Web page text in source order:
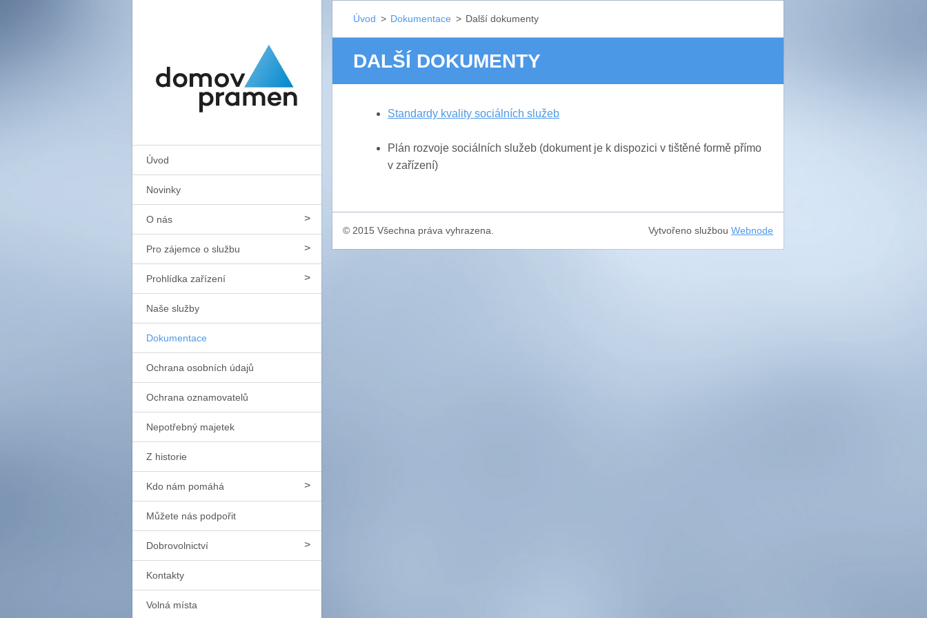
Úvod
Novinky
O nás
Pro zájemce o službu
Prohlídka zařízení
Naše služby
Dokumentace
Ochrana osobních údajů
Ochrana oznamovatelů
Nepotřebný majetek
Z historie
Kdo nám pomáhá
Můžete nás podpořit
Dobrovolnictví
Kontakty
Volná místa
Úvod > Dokumentace > Další dokumenty
DALŠÍ DOKUMENTY
Standardy kvality sociálních služeb
Plán rozvoje sociálních služeb (dokument je k dispozici v tištěné formě přímo
v zařízení)
© 2015 Všechna práva vyhrazena. Vytvořeno službouWebnode